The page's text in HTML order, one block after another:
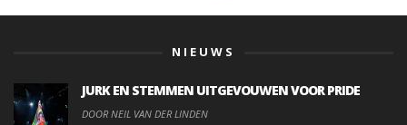
NIEUWS
JURK EN STEMMEN UITGEVOUWEN VOOR PRIDE
DOOR NEIL VAN DER LINDEN